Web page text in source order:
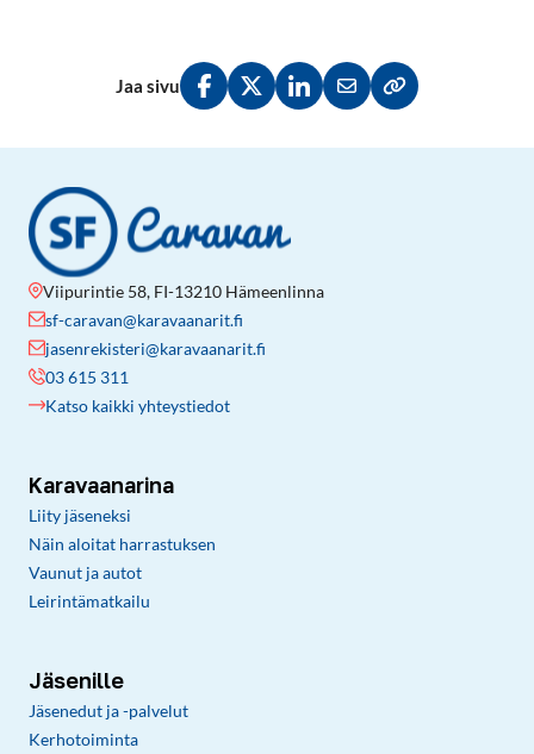
Jaa sivu
Jaa Facebookissa
Jaa Twitterissä
Jaa LinkedInissä
Jaa sähköpostitse
Kopioi linkki
Viipurintie 58, FI-13210 Hämeenlinna
sf-caravan@karavaanarit.fi
jasenrekisteri@karavaanarit.fi
03 615 311
Katso kaikki yhteystiedot
Karavaanarina
Liity jäseneksi
Näin aloitat harrastuksen
Vaunut ja autot
Leirintämatkailu
Jäsenille
Jäsenedut ja -palvelut
Kerhotoiminta